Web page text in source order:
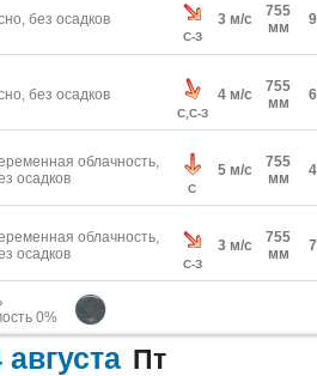
без осадков
С-З
3 м/с
755
мм
без осадков
С,С-З
4 м/с
755
мм
облачность,
осадков
С
5 м/с
755
мм
облачность,
осадков
С-З
3 м/с
755
мм
0%
августа Пт